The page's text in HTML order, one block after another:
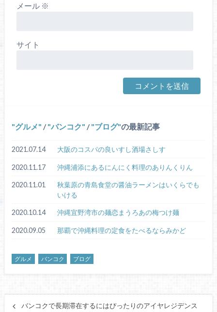
メール ※
サイト
グルメ / バンコク / ブログ の最新記事
2021.07.14 大阪のコスパの良いすし酒場さしす
2020.11.17 沖縄浦添にあるにんにく料理のありんくりん
2020.11.01
秋葉原の青島食堂の醤油ラーメンはいくらでも
いける
2020.10.14 沖縄宜野湾市の麺恋まうろあの梅つけ麺
2020.09.05 那覇で沖縄料理の定食をたべるならみかど
グルメ バンコク ブログ
バンコクで長期滞在するにはぴったりのアイヤレジデンス